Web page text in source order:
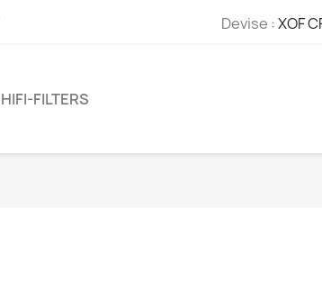
Devise :XOF
HIFI-FILTERS